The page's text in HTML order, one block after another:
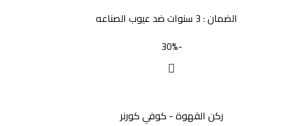
الضمان : 3 سنوات ضد عيوب الصناعه
-30%
ركن القهوة - كوفي كورنر